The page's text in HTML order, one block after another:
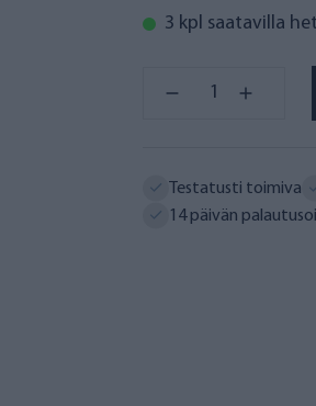
3 kpl saatavilla
Testatusti toimiva
14 päivän